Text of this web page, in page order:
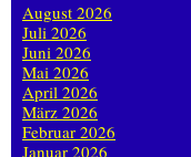
August 2026
Juli 2026
Juni 2026
Mai 2026
April 2026
März 2026
Februar 2026
Januar 2026